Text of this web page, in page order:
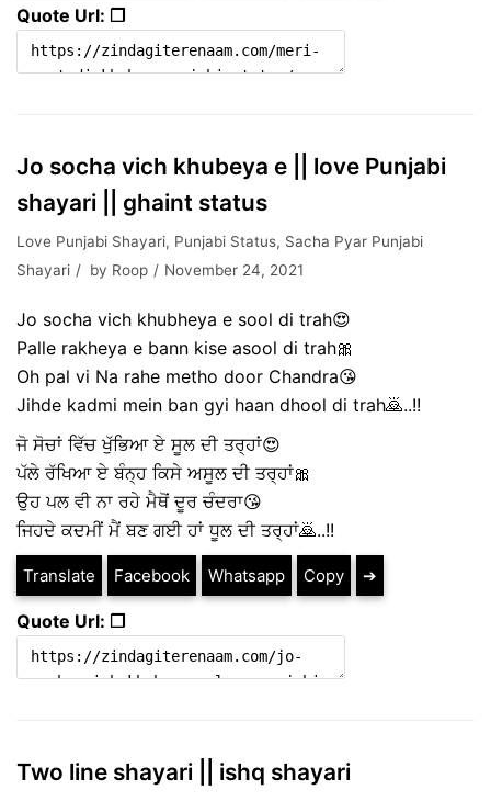
Quote Url: ❐
Jo socha vich khubeya e || love Punjabi
shayari || ghaint status
Love Punjabi Shayari, Punjabi Status, Sacha Pyar Punjabi
Shayari
by Roop November 24, 2021
Jo socha vich khubheya e sool di trah😍
Palle rakheya e bann kise asool di trah🎀
Oh pal vi Na rahe metho door Chandra😘
Jihde kadmi mein ban gyi haan dhool di trah🙇..!!
ਜੋ ਸੋਚਾਂ ਵਿੱਚ ਖੁੱਭਿਆ ਏ ਸੂਲ ਦੀ ਤਰ੍ਹਾਂ😍
ਪੱਲੇ ਰੱਖਿਆ ਏ ਬੰਨ੍ਹ ਕਿਸੇ ਅਸੂਲ ਦੀ ਤਰ੍ਹਾਂ🎀
ਉਹ ਪਲ ਵੀ ਨਾ ਰਹੇ ਮੈਥੋਂ ਦੂਰ ਚੰਦਰਾ😘
ਜਿਹਦੇ ਕਦਮੀਂ ਮੈਂ ਬਣ ਗਈ ਹਾਂ ਧੂਲ ਦੀ ਤਰ੍ਹਾਂ🙇..!!
Translate Facebook Whatsapp Copy ➔
Quote Url: ❐
Two line shayari || ishq shayari